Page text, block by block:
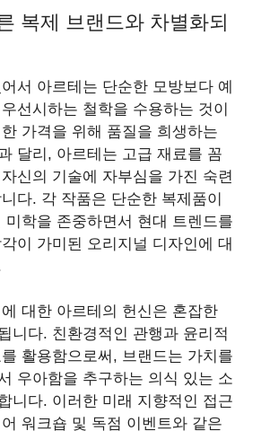
복제 브랜드와 차별화되
서 아르테는 단순한 모방보다 예
선시하는 철학을 수용하는 것이
가격을 위해 품질을 희생하는
달리, 아르테는 고급 재료를 꼼
신의 기술에 자부심을 가진 숙련
다. 각 작품은 단순한 복제품이
미학을 존중하면서 현대 트렌드를
이 가미된 오리지널 디자인에 대
대한 아르테의 헌신은 혼잡한
니다. 친환경적인 관행과 윤리적
활용함으로써, 브랜드는 가치를
우아함을 추구하는 의식 있는 소
니다. 이러한 미래 지향적인 접근
워크숍 및 독점 이벤트와 같은